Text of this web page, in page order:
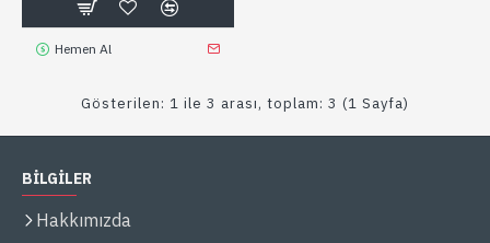
Hemen Al
Gösterilen: 1 ile 3 arası, toplam: 3 (1 Sayfa)
BİLGİLER
Hakkımızda